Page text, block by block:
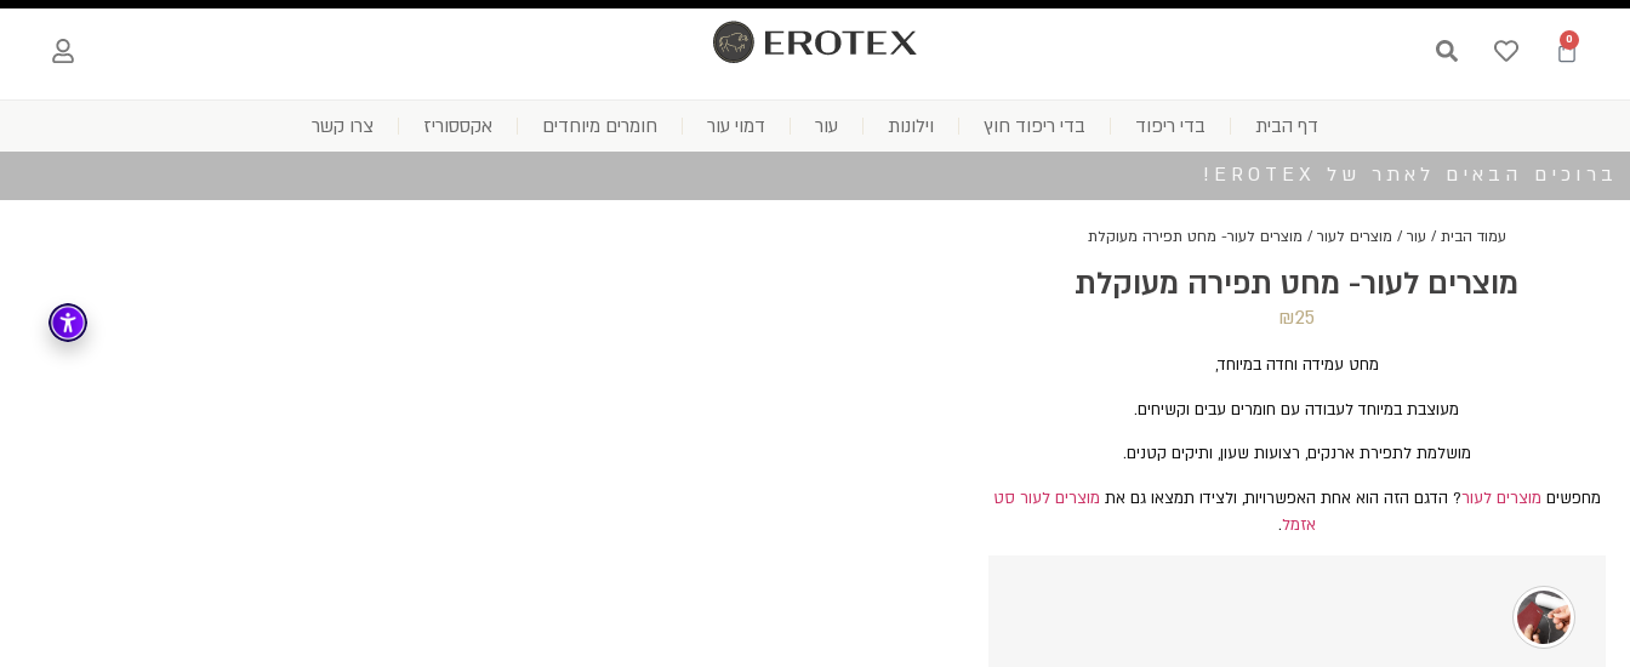
0
דף הבית בדי ריפוד בדי ריפוד חוץ וילונות עור דמוי עור חומרים מיוחדים אקססוריז צרו קשר
ברוכים הבאים לאתר של EROTEX!
עמוד הבית / עור / מוצרים לעור / מוצרים לעור- מחט תפירה מעוקלת
מוצרים לעור- מחט תפירה מעוקלת
₪25
מחט עמידה וחדה במיוחד,
מעוצבת במיוחד לעבודה עם חומרים עבים וקשיחים.
מושלמת לתפירת ארנקים, רצועות שעון, ותיקים קטנים.
מחפשים מוצרים לעור? הדגם הזה הוא אחת האפשרויות, ולצידו תמצאו גם את מוצרים לעור סט
אזמל.